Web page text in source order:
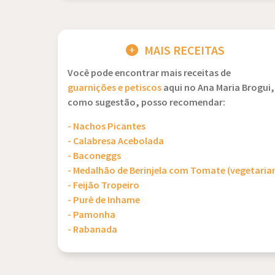
MAIS RECEITAS
Você pode encontrar mais receitas de
guarnições e petiscosaqui no Ana Maria Brogui,
como sugestão, posso recomendar:
- Nachos Picantes
- Calabresa Acebolada
- Baconeggs
- Medalhão de Berinjela com Tomate
- Feijão Tropeiro
- Purê de Inhame
- Pamonha
- Rabanada